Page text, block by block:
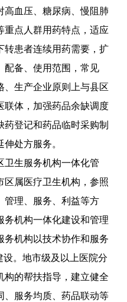
血压、糖尿病、慢阻肺
重点人群用药特点，适应
转患者连续用药需要，扩
配备、使用范围，常见
、生产企业原则上与县区
联体，加强药品余缺调度
登记和药品临时采购制
处方服务。
生服务机构一体化管
区属医疗卫生机构，参照
管理、服务、利益等方
务机构一体化建设和管理
务机构以技术协作和服务
设。地市级及以上医院分
构的帮扶指导，建立健全
、服务均质、药品联动等